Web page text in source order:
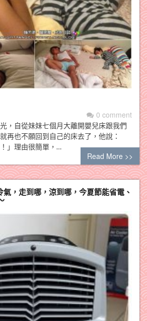
0 comment
，自從妹妹七個月大離開嬰兒床跟我們
再也不願回到自己的床去了，他說：
」理由很簡單，…
Read More >>
氣，走到哪，涼到哪，今夏節能省電、